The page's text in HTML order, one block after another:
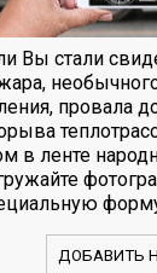
Вы стали
провала
в ленте
ДОБАВИТЬ